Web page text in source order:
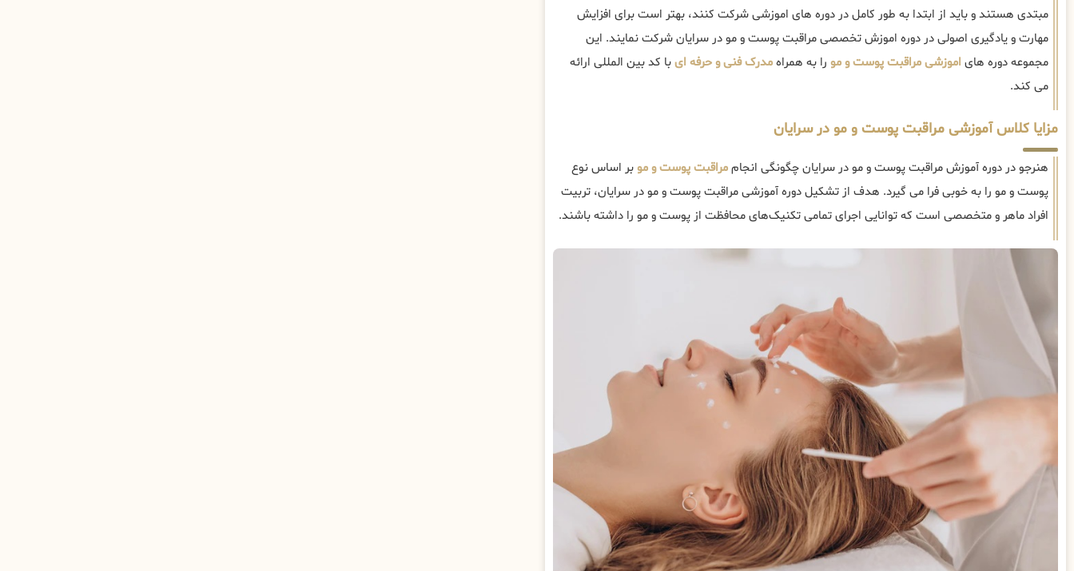
مبتدی هستند و باید از ابتدا به طور کامل در دوره های اموزشی شرکت کنند، بهتر است برای افزایش
مهارت و یادگیری اصولی در دوره اموزش تخصصی مراقبت پوست و مو در سرایان شرکت نمایند. این
مجموعه دوره های اموزشی مراقبت پوست و مو را به همراهمدرک فنی و حرفه ایبا کد بین المللی ارائه
می کند.
مزایا کلاس آموزشی مراقبت پوست و مو در سرایان
هنرجو در دوره آموزش مراقبت پوست و مو در سرایان چگونگی انجاممراقبت پوست و موبر اساس نوع
پوست و مو را به خوبی فرا می گیرد. هدف از تشکیل دوره آموزشی مراقبت پوست و مو در سرایان، تربیت
افراد ماهر و متخصصی است که توانایی اجرای تمامی تکنیک‌های محافظت از پوست و مو را داشته باشند.